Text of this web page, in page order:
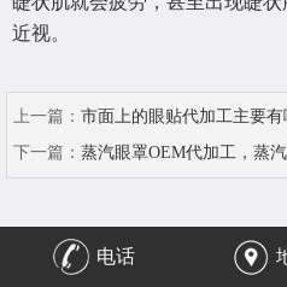
近视。
上一篇： 市面上的眼贴代加工主要有
下一篇： 蒸汽眼罩OEM代加工，蒸
电话